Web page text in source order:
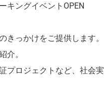
キングイベントOPEN
っかけをご提供します。
介。
プロジェクトなど、社会実